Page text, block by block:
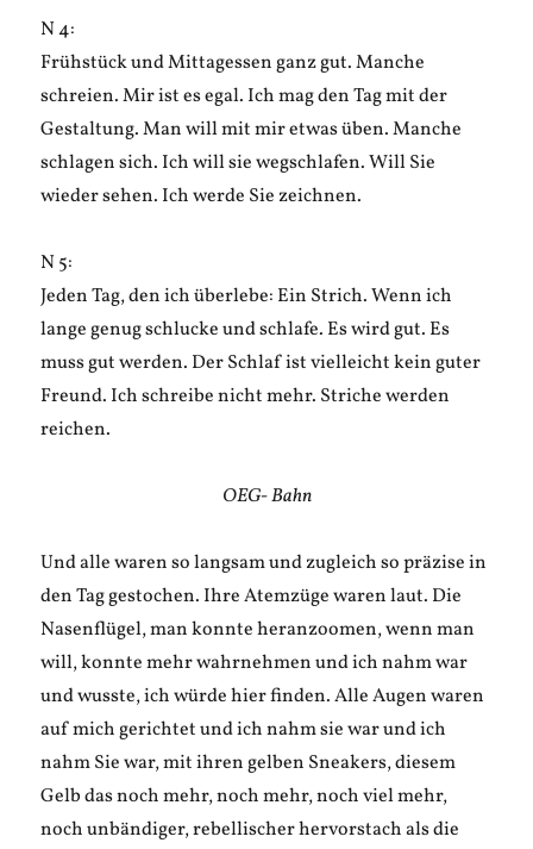
N 4:
Frühstück und Mittagessen ganz gut. Manche
schreien. Mir ist es egal. Ich mag den Tag mit der
Gestaltung. Man will mit mir etwas üben. Manche
schlagen sich. Ich will sie wegschlafen. Will Sie
wieder sehen. Ich werde Sie zeichnen.
N 5:
Jeden Tag, den ich überlebe: Ein Strich. Wenn ich
lange genug schlucke und schlafe. Es wird gut. Es
muss gut werden. Der Schlaf ist vielleicht kein guter
Freund. Ich schreibe nicht mehr. Striche werden
reichen.
OEG- Bahn
Und alle waren so langsam und zugleich so präzise in
den Tag gestochen. Ihre Atemzüge waren laut. Die
Nasenflügel, man konnte heranzoomen, wenn man
will, konnte mehr wahrnehmen und ich nahm war
und wusste, ich würde hier finden. Alle Augen waren
auf mich gerichtet und ich nahm sie war und ich
nahm Sie war, mit ihren gelben Sneakers, diesem
Gelb das noch mehr, noch mehr, noch viel mehr,
noch unbändiger, rebellischer hervorstach als die